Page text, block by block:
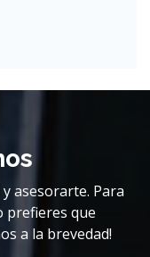
asesorarte. Para
prefieres que
a la brevedad!